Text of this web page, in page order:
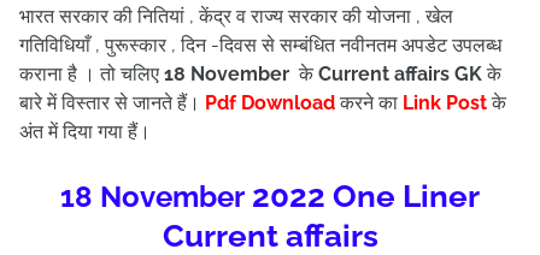
भारत सरकार की नितियां , केंद्र व राज्य सरकार की योजना , खेल
गतिविधियाँ , पुरूस्कार , दिन -दिवस से सम्बंधित नवीनतम अपडेट उपलब्ध
कराना है । तो चलिए 18 November के Current affairs GK के
बारे में विस्तार से जानते हैं। Pdf Downloadकरने का Link Postके
अंत में दिया गया हैं।
18 November 2022 One Liner
Current affairs